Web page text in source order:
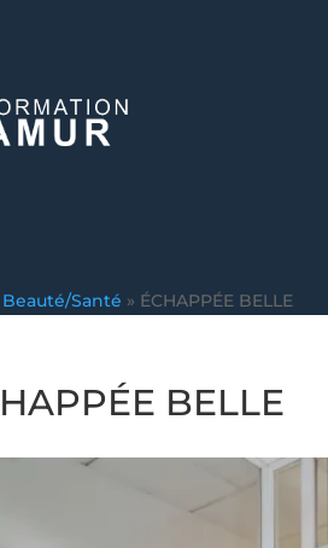
Beauté/Santé » ÉCHAPPÉE BELLE
BELLE